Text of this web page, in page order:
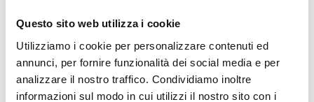
Questo sito web utilizza i cookie
Utilizziamo i cookie per personalizzare contenuti ed
annunci, per fornire funzionalità dei social media e per
analizzare il nostro traffico. Condividiamo inoltre
informazioni sul modo in cui utilizzi il nostro sito con i
Aggiungi ai Preferiti
Spedizione e consegna